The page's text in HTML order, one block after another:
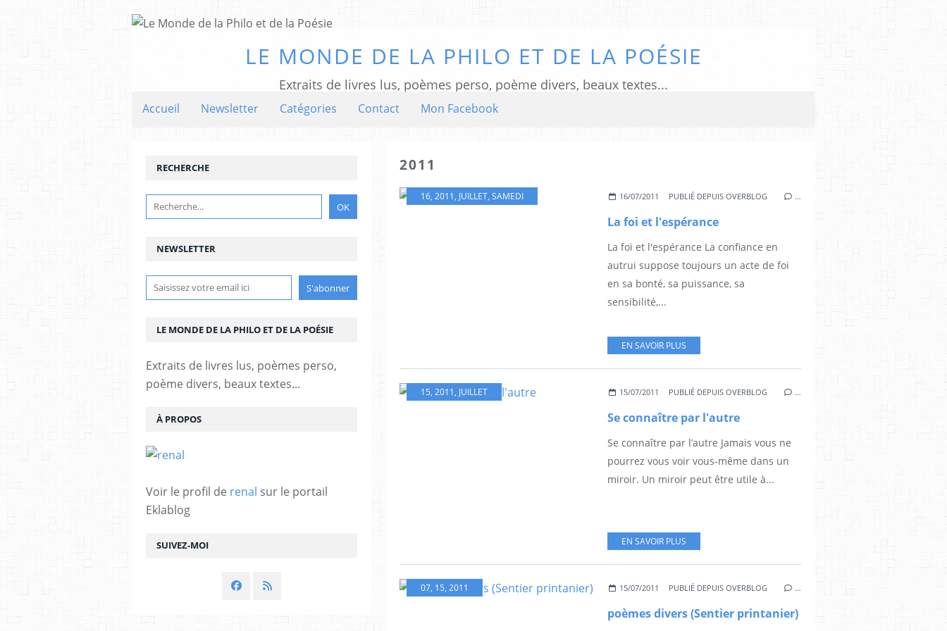
LE MONDE DE LA PHILO ET DE LA POÉSIE
Extraits de livres lus, poèmes perso, poème divers, beaux textes...
Accueil Newsletter Catégories Contact Mon Facebook
2011
16, 2011, JUILLET, SAMEDI 16/07/2011 PUBLIÉ DEPUIS OVERBLOG …
La foi et l'espérance
La foi et l'espérance La confiance en
autrui suppose toujours un acte de foi
en sa bonté, sa puissance, sa
sensibilité,...
EN SAVOIR PLUS
15, 2011, JUILLET 15/07/2011 PUBLIÉ DEPUIS OVERBLOG …
Se connaître par l'autre
Se connaître par l’autre Jamais vous ne
pourrez vous voir vous-même dans un
miroir. Un miroir peut être utile à...
EN SAVOIR PLUS
07, 15, 2011 15/07/2011 PUBLIÉ DEPUIS OVERBLOG …
poèmes divers (Sentier printanier)
NEWSLETTER
SUIVEZ-MOI
RECHERCHE
LE MONDE DE LA PHILO ET DE LA POÉSIE
Extraits de livres lus, poèmes perso,
poème divers, beaux textes...
À PROPOS
Voir le profil de renal sur le portail
Eklablog